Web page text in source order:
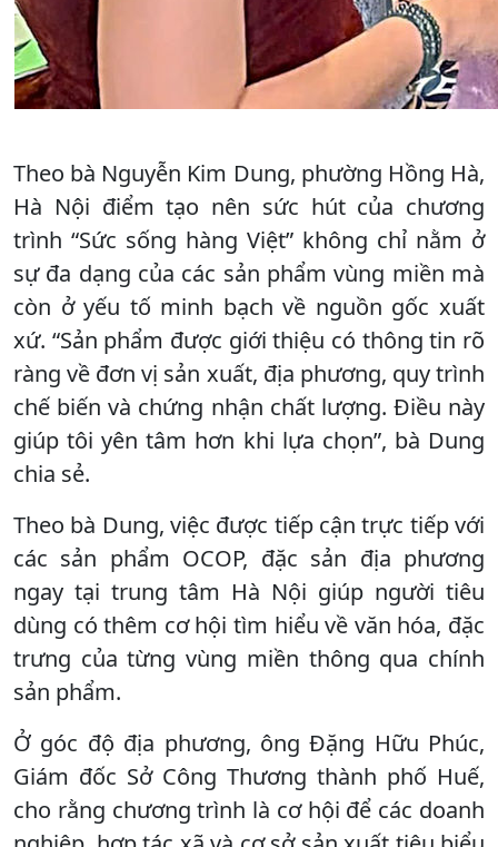
Theo bà Nguyễn Kim Dung, phường Hồng Hà,
Hà Nội điểm tạo nên sức hút của chương
trình “Sức sống hàng Việt” không chỉ nằm ở
sự đa dạng của các sản phẩm vùng miền mà
còn ở yếu tố minh bạch về nguồn gốc xuất
xứ. “Sản phẩm được giới thiệu có thông tin rõ
ràng về đơn vị sản xuất, địa phương, quy trình
chế biến và chứng nhận chất lượng. Điều này
giúp tôi yên tâm hơn khi lựa chọn”, bà Dung
chia sẻ.
Theo bà Dung, việc được tiếp cận trực tiếp với
các sản phẩm OCOP, đặc sản địa phương
ngay tại trung tâm Hà Nội giúp người tiêu
dùng có thêm cơ hội tìm hiểu về văn hóa, đặc
trưng của từng vùng miền thông qua chính
sản phẩm.
Ở góc độ địa phương, ông Đặng Hữu Phúc,
Giám đốc Sở Công Thương thành phố Huế,
cho rằng chương trình là cơ hội để các doanh